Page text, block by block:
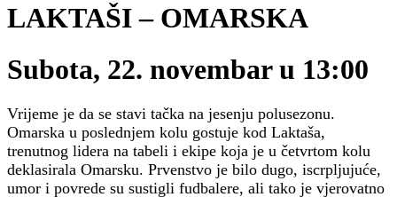
LAKTAŠI – OMARSKA
Subota, 22. novembar u 13:00
Vrijeme je da se stavi tačka na jesenju polusezonu.
Omarska u poslednjem kolu gostuje kod Laktaša,
trenutnog lidera na tabeli i ekipe koja je u četvrtom kolu
deklasirala Omarsku. Prvenstvo je bilo dugo, iscrpljujuće,
umor i povrede su sustigli fudbalere, ali tako je vjerovatno